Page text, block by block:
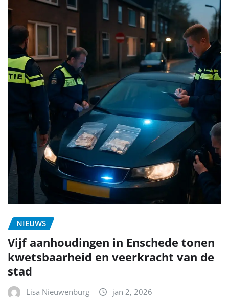
NIEUWS
Vijf aanhoudingen in Enschede tonen
kwetsbaarheid en veerkracht van de
stad
Lisa Nieuwenburg jan 2, 2026